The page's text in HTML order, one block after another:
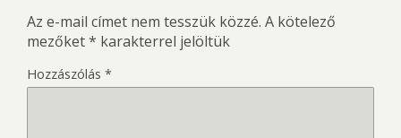
Az e-mail címet nem tesszük közzé. A kötelező
mezőket* karakterrel jelöltük
Hozzászólás *